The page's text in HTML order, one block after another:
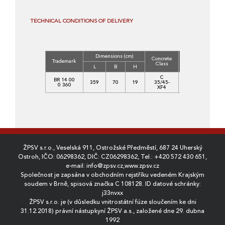
TECHNICAL CONDITIONS OF DELIVERY
Trademark
Dimensions (cm) Concrete
Class
L B
H
BR 14 00
0 360 359 70 19
C
35/45-
XF4
ŽPSV s.r.o., Veselská 911, Ostrožské Předměstí, 687 24 Uherský
Ostroh, IČO: 06298362, DIČ: CZ06298362, Tel.: +420 572 430 651 ,
e-mail: info@zpsv.cz,www.zpsv.cz
Společnost je zapsána v obchodním rejstříku vedeném Krajským
soudem v Brně, spisová značka C 108128. ID datové schránky:
j33nvxx
ŽPSV s.r.o. je (v důsledku vnitrostátní fúze sloučením ke dni
31.12.2018) právní nástupkyní ŽPSV a.s., založené dne 29. dubna
1992